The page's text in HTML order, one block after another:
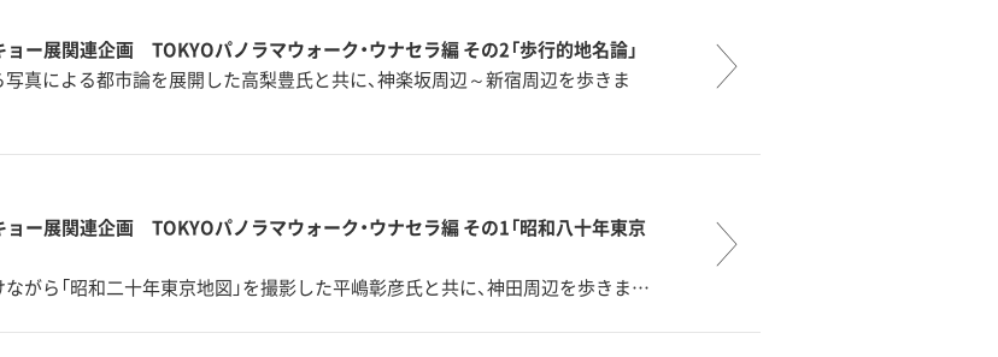
ョー展関連企画 TOKYOパノラマウォーク・ウナセラ編 その2「歩行的地名論」
真による都市論を展開した高梨豊氏と共に、神楽坂周辺～新宿周辺を歩きま
ョー展関連企画 TOKYOパノラマウォーク・ウナセラ編 その1「昭和八十年東京
がら「昭和二十年東京地図」を撮影した平嶋彰彦氏と共に、神田周辺を歩きま…